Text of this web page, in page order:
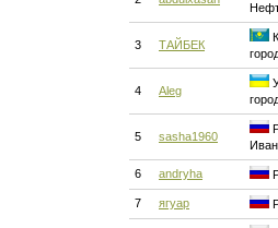
3 ТАЙБЕК
4 Aleg
5 sasha1960
6 andryha
7 ягуар